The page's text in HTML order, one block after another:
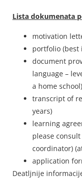
Lista dokumenata
motivation
portfolio (best
document
language –
a home school)
transcript of
years)
learning
please
coordinator)
application
Deatljnije